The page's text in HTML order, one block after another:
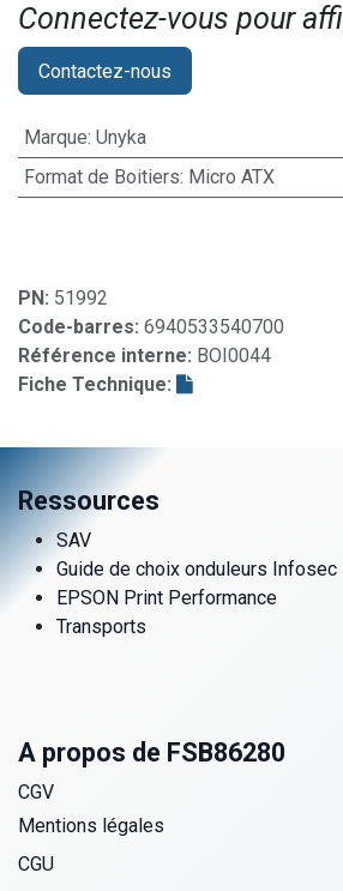
Connectez-vous pour
Contactez-nous
Marque: Unyka
Format de Boitiers: Micro ATX
PN: 51992
Code-barres: 6940533540700
Référence interne: BOI0044
Fiche Technique:
Ressources
SAV
Guide de choix onduleurs Infosec
EPSON Print Performance
Transports
A propos de FSB86280
CGV
Mentions légales
CGU